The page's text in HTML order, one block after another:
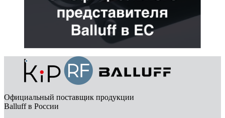
Официальный поставщик продукции
Balluff в России